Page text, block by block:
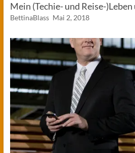
Mein (Techie- und Reise-
BettinaBlass Mai 2, 2018